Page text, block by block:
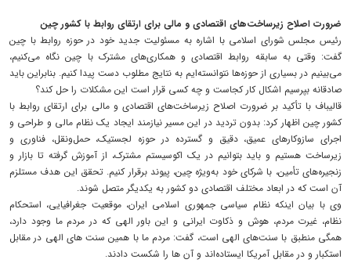
ضرورت اصلاح زیرساخت‌های اقتصادی و مالی برای ارتقای روابط با کشور چین
رئیس مجلس شورای اسلامی با اشاره به مسئولیت جدید خود در حوزه روابط با چین
گفت: وقتی به سابقه روابط اقتصادی و همکاری‌های مشترک با چین نگاه می‌کنیم،
می‌بینیم در بسیاری از حوزه‌ها نتوانسته‌ایم به نتایج مطلوب دست پیدا کنیم. بنابراین باید
صادقانه بپرسیم اشکال کار کجاست و چه کسی قرار است این مشکلات را حل کند؟
قالیباف با تأکید بر ضرورت اصلاح زیرساخت‌های اقتصادی و مالی برای ارتقای روابط با
کشور چین اظهار کرد: بدون تردید در این مسیر نیازمند ایجاد یک نظام مالی و طراحی و
اجرای سازوکارهای عمیق، دقیق و گسترده در حوزه لجستیک، حمل‌ونقل، فناوری و
زیرساخت هستیم و باید بتوانیم در یک اکوسیستم مشترک، از آموزش گرفته تا بازار و
زنجیره‌های تأمین، با شرکای خود به‌ویژه چین، پیوند برقرار کنیم. تحقق این هدف مستلزم
آن است که در ابعاد مختلف اقتصادی دو کشور به یکدیگر متصل شوند.
وی با بیان اینکه نظام سیاسی جمهوری اسلامی ایران، موقعیت جغرافیایی، استحکام
نظام، غیرت مردم، هوش و ذکاوت ایرانی و این باور الهی که در مردم ما وجود دارد،
همگی منطبق با سنت‌های الهی است، گفت: مردم ما با همین سنت های الهی در مقابل
استکبار و در مقابل آمریکا ایستاده‌اند و آن ها را شکست دادند.